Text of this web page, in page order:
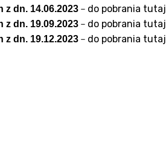
Laboratoryjnych
19
Medyczny
Komercyjne
z dn. 14.06.2023 – do pobrania tutaj
z dn. 19.09.2023 – do pobrania tutaj
z dn. 19.12.2023 – do pobrania tutaj